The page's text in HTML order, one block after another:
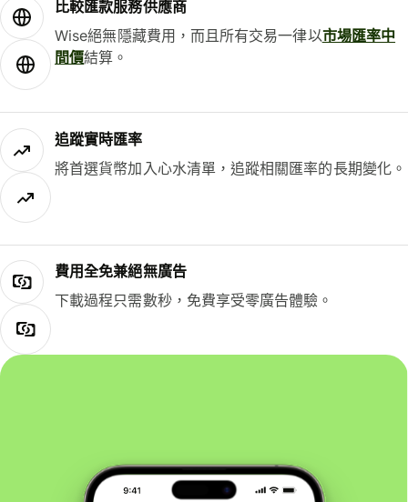
比較匯款服務供應商
Wise絕無隱藏費用，而且所有交易一律以市場匯率中
間價結算。
追蹤實時匯率
將首選貨幣加入心水清單，追蹤相關匯率的長期變化。
費用全免兼絕無廣告
下載過程只需數秒，免費享受零廣告體驗。